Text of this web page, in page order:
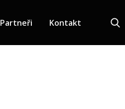
Partneři Kontakt